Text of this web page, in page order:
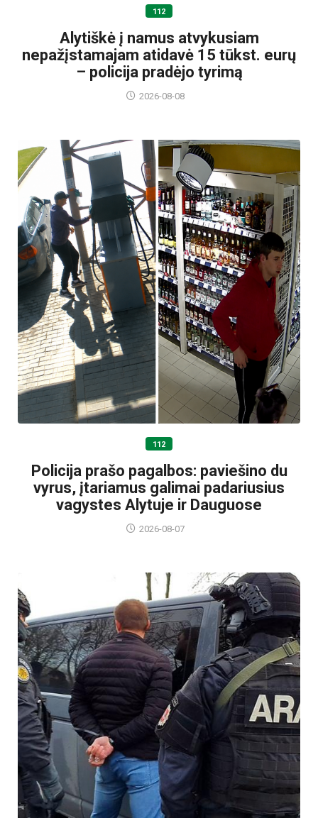
112
Alytiškė į namus atvykusiam
nepažįstamajam atidavė 15 tūkst. eurų
– policija pradėjo tyrimą
2026-08-08
112
Policija prašo pagalbos: paviešino du
vyrus, įtariamus galimai padariusius
vagystes Alytuje ir Dauguose
2026-08-07